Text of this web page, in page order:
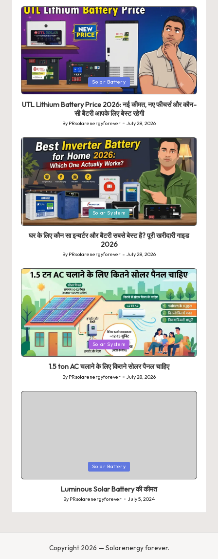
Posted
in
Solar Battery
UTL Lithium Battery Price 2026: नई कीमत, नए फीचर्स और कौन-
सी बैटरी आपके लिए बेस्ट रहेगी
Posted
By PRsolarenergyforever July 28, 2026
Posted
in
Solar System
घर के लिए कौन सा इन्वर्टर और बैटरी सबसे बेस्ट है? पूरी खरीदारी गाइड
2026
Posted
by
By PRsolarenergyforever July 28, 2026
Posted
in
Solar System
1.5 ton AC चलाने के लिए कितने सोलर पैनल चाहिए
Posted
By PRsolarenergyforever July 28, 2026
Solar Battery
Luminous Solar Battery की कीमत
Posted
by
By PRsolarenergyforever July 5, 2024
Copyright 2026 — Solarenergy forever.